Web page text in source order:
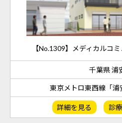
【No.1309】メディカルコ
千葉県 浦
東京メトロ東西線「
詳細を見る 診